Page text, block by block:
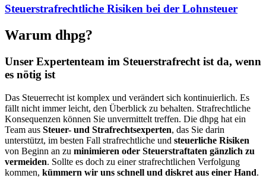
Steuerstrafrechtliche Risiken bei der Lohnsteuer
Warum dhpg?
Unser Expertenteam im Steuerstrafrecht ist da, wenn
es nötig ist
Das Steuerrecht ist komplex und verändert sich kontinuierlich. Es
fällt nicht immer leicht, den Überblick zu behalten. Strafrechtliche
Konsequenzen können Sie unvermittelt treffen. Die dhpg hat ein
Team aus Steuer- und Strafrechtsexperten, das Sie darin
unterstützt, im besten Fall strafrechtliche und steuerliche Risiken
von Beginn an zu minimieren oder Steuerstraftaten gänzlich zu
vermeiden. Sollte es doch zu einer strafrechtlichen Verfolgung
kommen, kümmern wir uns schnell und diskret aus einer Hand.